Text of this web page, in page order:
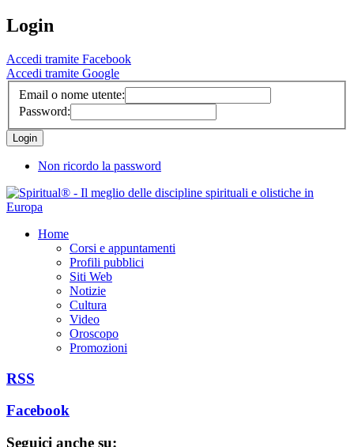
Login
Accedi tramite Facebook
Accedi tramite Google
Email o nome utente:
Password:
Non ricordo la password
Home
Corsi e appuntamenti
Profili pubblici
Siti Web
Notizie
Cultura
Video
Oroscopo
Promozioni
RSS
Facebook
Seguici anche su: